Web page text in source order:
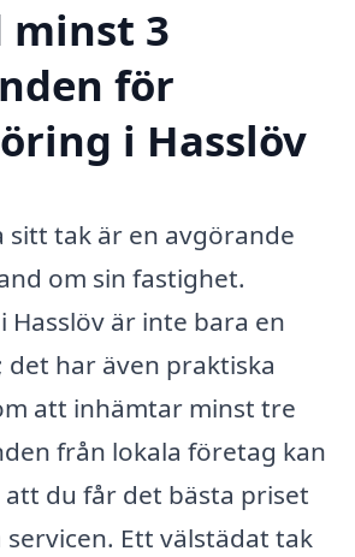
minst 3
för
i Hasslöv
sitt tak är en avgörande
om sin fastighet.
Hasslöv är inte bara en
det har även praktiska
att inhämtar minst tre
från lokala företag kan
att du får det bästa priset
servicen. Ett välstädat tak